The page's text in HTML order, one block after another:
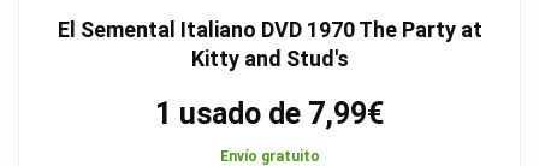
El Semental Italiano DVD 1970 The Party at
Kitty and Stud's
1 usado de 7,99€
Envío gratuito